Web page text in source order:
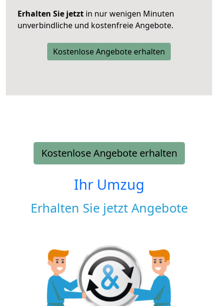
Erhalten Sie jetzt in nur wenigen Minuten
unverbindliche und kostenfreie Angebote.
Kostenlose Angebote erhalten
Kostenlose Angebote erhalten
Ihr Umzug
Erhalten Sie jetzt Angebote